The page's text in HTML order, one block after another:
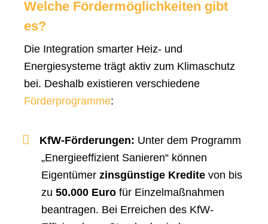
Welche Fördermöglichkeiten gibt
es?
Die Integration smarter Heiz- und
Energiesysteme trägt aktiv zum Klimaschutz
bei. Deshalb existieren verschiedene
Förderprogramme:
KfW-Förderungen: Unter dem Programm
„Energieeffizient Sanieren“ können
Eigentümer zinsgünstige Kredite von bis
zu 50.000 Euro für Einzelmaßnahmen
beantragen. Bei Erreichen des KfW-